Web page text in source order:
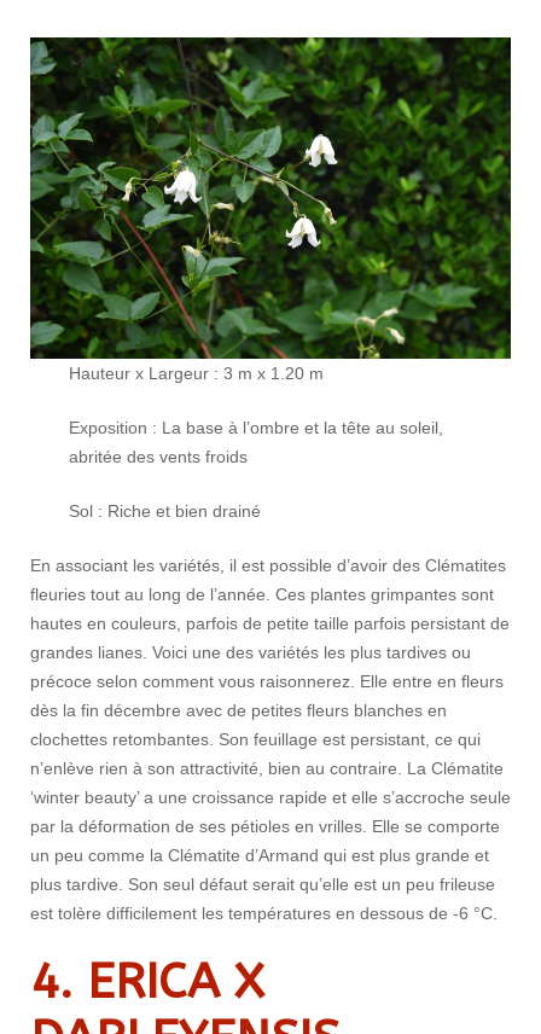
Hauteur x Largeur : 3 m x 1.20 m
Exposition : La base à l’ombre et la tête au soleil,
abritée des vents froids
Sol : Riche et bien drainé
En associant les variétés, il est possible d’avoir des Clématites
fleuries tout au long de l’année. Ces plantes grimpantes sont
hautes en couleurs, parfois de petite taille parfois persistant de
grandes lianes. Voici une des variétés les plus tardives ou
précoce selon comment vous raisonnerez. Elle entre en fleurs
dès la fin décembre avec de petites fleurs blanches en
clochettes retombantes. Son feuillage est persistant, ce qui
n’enlève rien à son attractivité, bien au contraire. La Clématite
‘winter beauty’ a une croissance rapide et elle s’accroche seule
par la déformation de ses pétioles en vrilles. Elle se comporte
un peu comme la Clématite d’Armand qui est plus grande et
plus tardive. Son seul défaut serait qu’elle est un peu frileuse
est tolère difficilement les températures en dessous de -6 °C.
4. ERICA X